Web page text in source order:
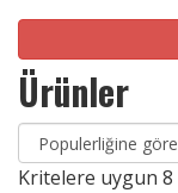
Ürünler
Kritelere uygun 8